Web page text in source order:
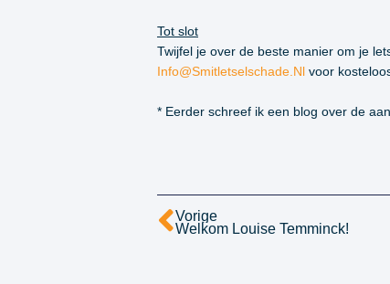
Tot slot
Twijfel je over de beste manier om je
Info@smitletselschade.nl voor
* Eerder schreef ik een blog over de
Vorige
Welkom Louise Temminck!